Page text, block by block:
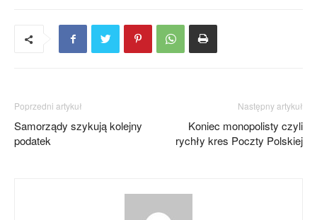
Poprzedni artykuł
Samorządy szykują kolejny
podatek
Następny artykuł
Koniec monopolisty czyli
rychły kres Poczty Polskiej